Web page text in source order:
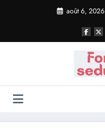
août 6, 2026